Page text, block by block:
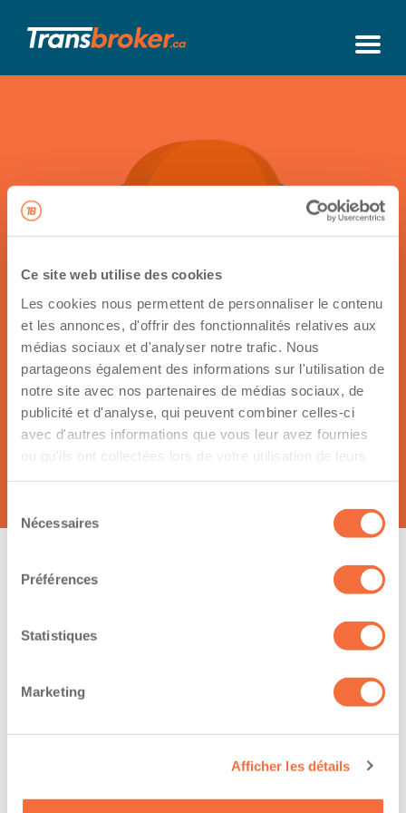
Ce site web utilise des cookies
Les cookies nous permettent de personnaliser le contenu
et les annonces, d'offrir des fonctionnalités relatives aux
médias sociaux et d'analyser notre trafic. Nous
partageons également des informations sur l'utilisation de
notre site avec nos partenaires de médias sociaux, de
publicité et d'analyse, qui peuvent combiner celles-ci
avec d'autres informations que vous leur avez fournies
ou qu'ils ont collectées lors de votre utilisation de leurs
du Nécessaires
Préférences
Statistiques
Marketing
Afficher les détails
Retour à sa fiche
Contactez
Francesco cordato
J0E2J0 , Stukely-sud
Votre demande